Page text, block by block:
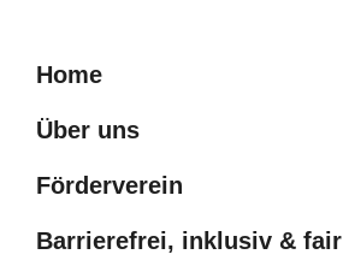
Home
Über uns
Förderverein
Barrierefrei, inklusiv & fair